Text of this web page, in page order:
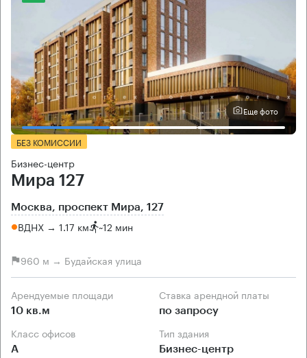
Еще фото
БЕЗ КОМИССИИ
Бизнес-центр
Мира 127
Москва, проспект Мира, 127
ВДНХ → 1.17 км ~12 мин
960 м → Будайская улица
Арендуемые площади
10 кв.м
Ставка арендной платы
по запросу
Класс офисов
А
Тип здания
Бизнес-центр